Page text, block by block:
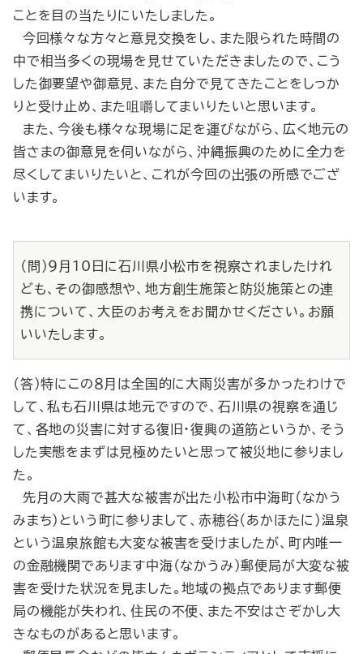
ことを目の当たりにいたしました。
今回様々な方々と意見交換をし、また限られた時間の
中で相当多くの現場を見せていただきましたので、こう
した御要望や御意見、また自分で見てきたことをしっか
りと受け止め、また咀嚼してまいりたいと思います。
また、今後も様々な現場に足を運びながら、広く地元の
皆さまの御意見を伺いながら、沖縄振興のために全力を
尽くしてまいりたいと、これが今回の出張の所感でござ
います。
（問）９月10日に石川県小松市を視察されましたけれ
ども、その御感想や、地方創生施策と防災施策との連
携について、大臣のお考えをお聞かせください。お願
いいたします。
（答）特にこの８月は全国的に大雨災害が多かったわけで
して、私も石川県は地元ですので、石川県の視察を通じ
て、各地の災害に対する復旧・復興の道筋というか、そう
した実態をまずは見極めたいと思って被災地に参りまし
た。
先月の大雨で甚大な被害が出た小松市中海町（なかう
みまち）という町に参りまして、赤穂谷（あかほたに）温泉
という温泉旅館も大変な被害を受けましたが、町内唯一
の金融機関であります中海（なかうみ）郵便局が大変な被
害を受けた状況を見ました。地域の拠点であります郵便
局の機能が失われ、住民の不便、また不安はさぞかし大
きなものがあると思います。